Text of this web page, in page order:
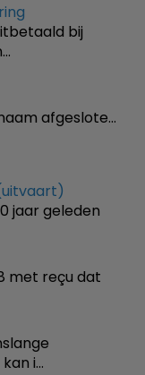
bij
afgeslote…
jaar geleden
met reçu dat
i…